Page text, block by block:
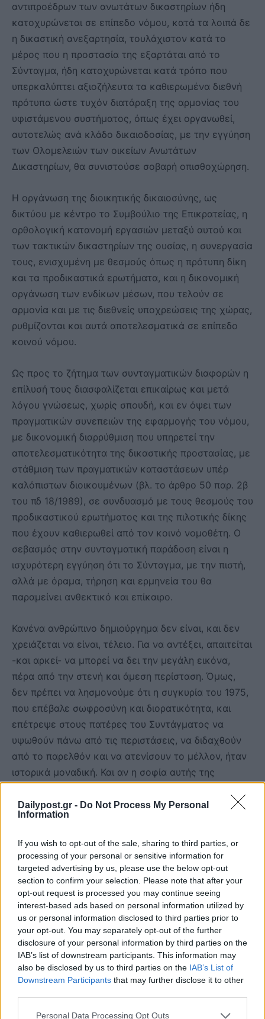
Dailypost.gr - Do Not Process My Personal
Information
If you wish to opt-out of the sale, sharing to third parties, or
processing of your personal or sensitive information for
targeted advertising by us, please use the below opt-out
section to confirm your selection. Please note that after your
opt-out request is processed you may continue seeing
interest-based ads based on personal information utilized by
us or personal information disclosed to third parties prior to
your opt-out. You may separately opt-out of the further
disclosure of your personal information by third parties on the
IAB’s list of downstream participants. This information may
also be disclosed by us to third parties on the IAB’s List of
Downstream Participants that may further disclose it to other
Personal Data Processing Opt Outs
αντιπροέδρων των ανωτάτων δικαστηρίων ήδη
κατοχυρώνεται σε επίπεδο νόμου, κατά τα λοιπά δε
η δικαστική ανεξαρτησία, τουλάχιστον κατά το
μέρος που η προστασία της εξαρτάται από το
Σύνταγμα, ήδη κατοχυρώνεται κατά τρόπο που
υπερκαλύπτει αξιοζήλευτα τα καθιερωμένα διεθνή
πρότυπα ώστε τυχόν διατάραξη της αρμονίας του
υφιστάμενου συστήματος, όπως έχει οργανωθεί,
αυτοτελώς ανά κλάδο δικαιοδοσίας, με την εγγύηση
των Ολομελειών των οικείων Ανωτάτων
Δικαστηρίων, θα συνιστούσε σοβαρή οπισθοχώρηση.
Η οργάνωση της διοικητικής δικαιοσύνης, ως
δικτύου με κέντρο το Συμβούλιο της Επικρατείας, η
ορθολογική κατανομή εργασιών μεταξύ αυτού και
των τακτικών δικαστηρίων της ουσίας, η συνεργασία
τους, ενισχυμένη με θεσμούς όπως η πρότυπη δίκη
και τα προδικαστικά ερωτήματα, και η δικονομική
οργάνωση των ενδίκων μέσων, που τελούν σε
αρμονία και με τις διεθνείς υποχρεώσεις της χώρας,
ρυθμίζονται και αυτά αποτελεσματικά σε επίπεδο
κοινού νόμου.
Ως προς το ζήτημα των συνταγματικών διαφορών η
επίλυσή τους διασφαλίζεται επικαίρως και μετά
λόγου γνώσεως, χωρίς σπουδή, και εν όψει των
πραγματικών συνεπειών της εφαρμογής του νόμου,
με δικονομική διαρρύθμιση που υπηρετεί την
αποτελεσματικότητα της δικαστικής προστασίας, με
στάθμιση των πραγματικών καταστάσεων υπέρ
καλόπιστων διοικουμένων (βλ. το άρθρο 50 παρ. 2β
του πδ 18/1989), σε συνδυασμό με τους θεσμούς του
προδικαστικού ερωτήματος και της πιλοτικής δίκης
που έχουν καθιερωθεί από τον κοινό νομοθέτη. Ο
σεβασμός στην συνταγματική παράδοση είναι η
ισχυρότερη εγγύηση ότι το Σύνταγμα, με την πιστή,
αλλά με όραμα, τήρηση και ερμηνεία του θα
παραμείνει ανθεκτικό και επίκαιρο.
Κανένα ανθρώπινο δημιούργημα δεν είναι, και δεν
χρειάζεται να είναι, τέλειο. Για να αντέξει, απαιτείται
-και αρκεί- να μπορεί να δει την μεγάλη εικόνα,
πέρα από την στενή και άμεση περίσταση. Όμως,
δεν πρέπει να λησμονούμε ότι η συγκυρία του 1975,
που επέβαλε σωφροσύνη και διορατικότητα, και
επέτρεψε στους πατέρες του Συντάγματος να
υψωθούν πάνω από τις περιστάσεις, να διδαχθούν
από το παρελθόν και να ατενίσουν το μέλλον, ήταν
ιστορικά μοναδική. Και αν η σοφία αυτής της
οι συνθήκες που την γέννησαν ούτε μπορεί, ούτε
ευχόμαστε να επαναληφθούν. Επομένως χωρίς τις
και σημειακές μόνο βελτιώσεις επιδέχεται το ισχύον
συνταγματικό κείμενο. Πέρα από αυτές μάλλον
ελλοχεύει ο κίνδυνος κλονισμού της ισορροπίας και
της συνοχής του. Για αυτό και όχι μόνο ο σεβασμός
και η τήρηση, αλλά και η σεμνότητα ενώπιον του
ισχύοντος Συντάγματος είναι, τελικά, ζήτημα
πατριωτισμού των Ελλήνων.
Με αυτό το πνεύμα σεμνότητας, σύνεσης, και
μετριοπάθειας, το Συμβούλιο της Επικρατείας, εν
Ολομελεία, καταθέτει τα πορίσματα της μελέτης και